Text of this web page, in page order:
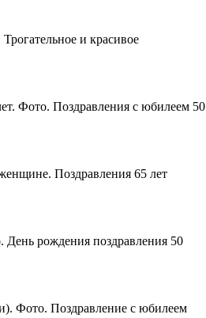
и красивое
Фото. Поздравления с юбилеем 50
Поздравления 65 лет
День рождения поздравления 50
Фото. Поздравление с юбилеем